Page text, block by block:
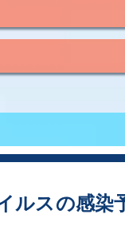
動脈硬化
心
ニア／フレイル
ルスの感染